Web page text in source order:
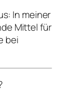
In meiner
Mittel für
bei